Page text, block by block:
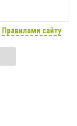
Правилами сайту